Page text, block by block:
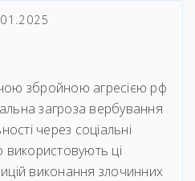
збройною агресією рф
загроза вербування
через соціальні
ці
виконання злочинних